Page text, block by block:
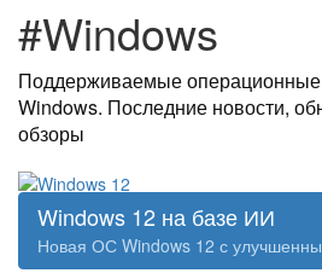
#Windows
Поддерживаемые
Windows. Последние новости,
обзоры
Windows 12 на базе ИИ
Новая ОС Windows 12 с